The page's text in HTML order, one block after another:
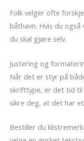
Folk velger ofte
båthavn. Hvis du
du skal gjøre selv.
Justering og
Når det er styr på
skrifttype, er det tid til
sikre deg, at det har
Bestiller du